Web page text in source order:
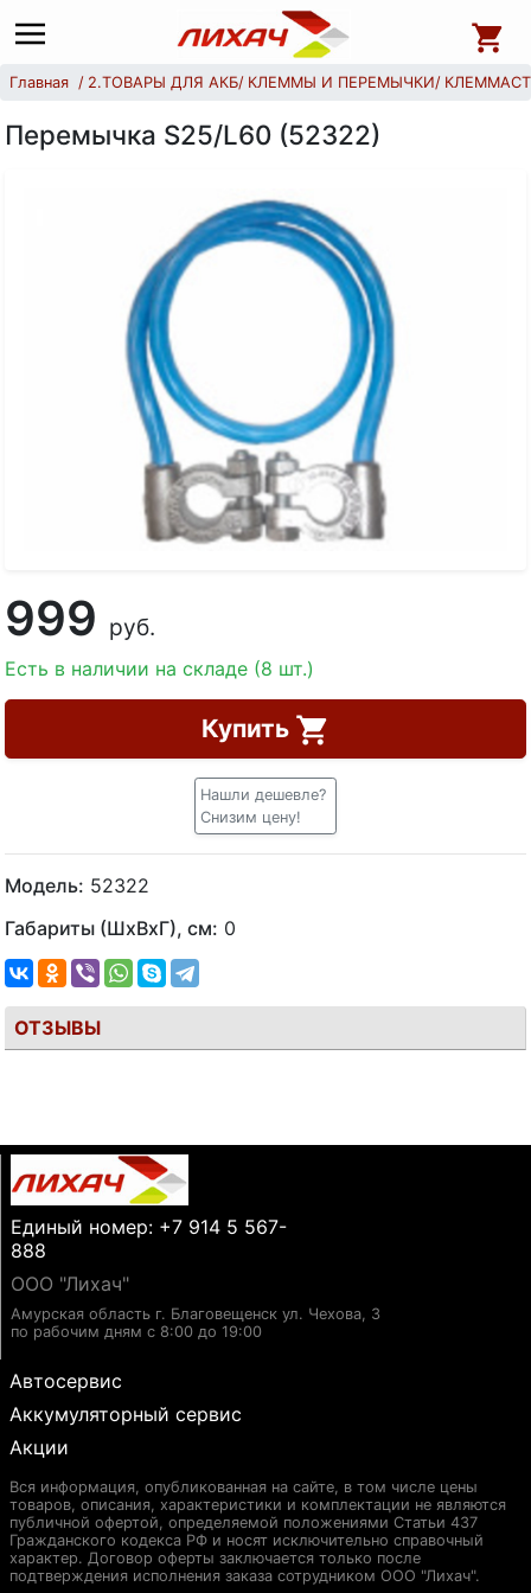
Главная 2.ТОВАРЫ ДЛЯ АКБ КЛЕММЫ И ПЕРЕМЫЧКИ
Перемычка S25/L60 (52322)
999 руб.
Есть в наличии на складе (8 шт.)
Купить
Нашли дешевле?
Снизим цену!
Модель: 52322
Габариты (ШхВхГ), см: 0
ОТЗЫВЫ
Единый номер: +7 914 5 567-
888
ООО "Лихач"
Амурская область г. Благовещенск ул. Чехова, 3
по рабочим дням с 8:00 до 19:00
Автосервис
Аккумуляторный сервис
Акции
Вся информация, опубликованная на сайте, в том числе цены
товаров, описания, характеристики и комплектации не являются
публичной офертой, определяемой положениями Статьи 437
Гражданского кодекса РФ и носят исключительно справочный
характер. Договор оферты заключается только после
подтверждения исполнения заказа сотрудником ООО "Лихач".